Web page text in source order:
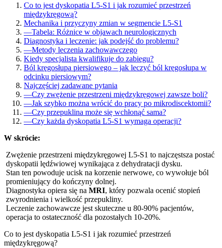
Co to jest dyskopatia L5-S1 i jak rozumieć przestrzeń
międzykręgową?
Mechanika i przyczyny zmian w segmencie L5-S1
—Tabela: Różnice w objawach neurologicznych
Diagnostyka i leczenie: jak podejść do problemu?
—Metody leczenia zachowawczego
Kiedy specjalista kwalifikuje do zabiegu?
Ból kręgosłupa piersiowego – jak leczyć ból kręgosłupa w
odcinku piersiowym?
Najczęściej zadawane pytania
—Czy zwężenie przestrzeni międzykręgowej zawsze boli?
—Jak szybko można wrócić do pracy po mikrodiscektomii?
—Czy przepuklina może się wchłonąć sama?
—Czy każda dyskopatia L5-S1 wymaga operacji?
W skrócie:
Zwężenie przestrzeni międzykręgowej L5-S1 to najczęstsza postać
dyskopatii lędźwiowej wynikająca z dehydratacji dysku.
Stan ten powoduje ucisk na korzenie nerwowe, co wywołuje ból
promieniujący do kończyny dolnej.
Diagnostyka opiera się na MRI, który pozwala ocenić stopień
zwyrodnienia i wielkość przepukliny.
Leczenie zachowawcze jest skuteczne u 80-90% pacjentów,
operacja to ostateczność dla pozostałych 10-20%.
Co to jest dyskopatia L5-S1 i jak rozumieć przestrzeń
międzykręgową?